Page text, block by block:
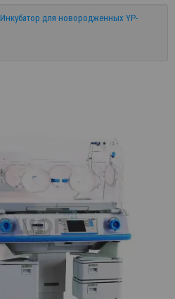
Инкубатор для новородженных YP-